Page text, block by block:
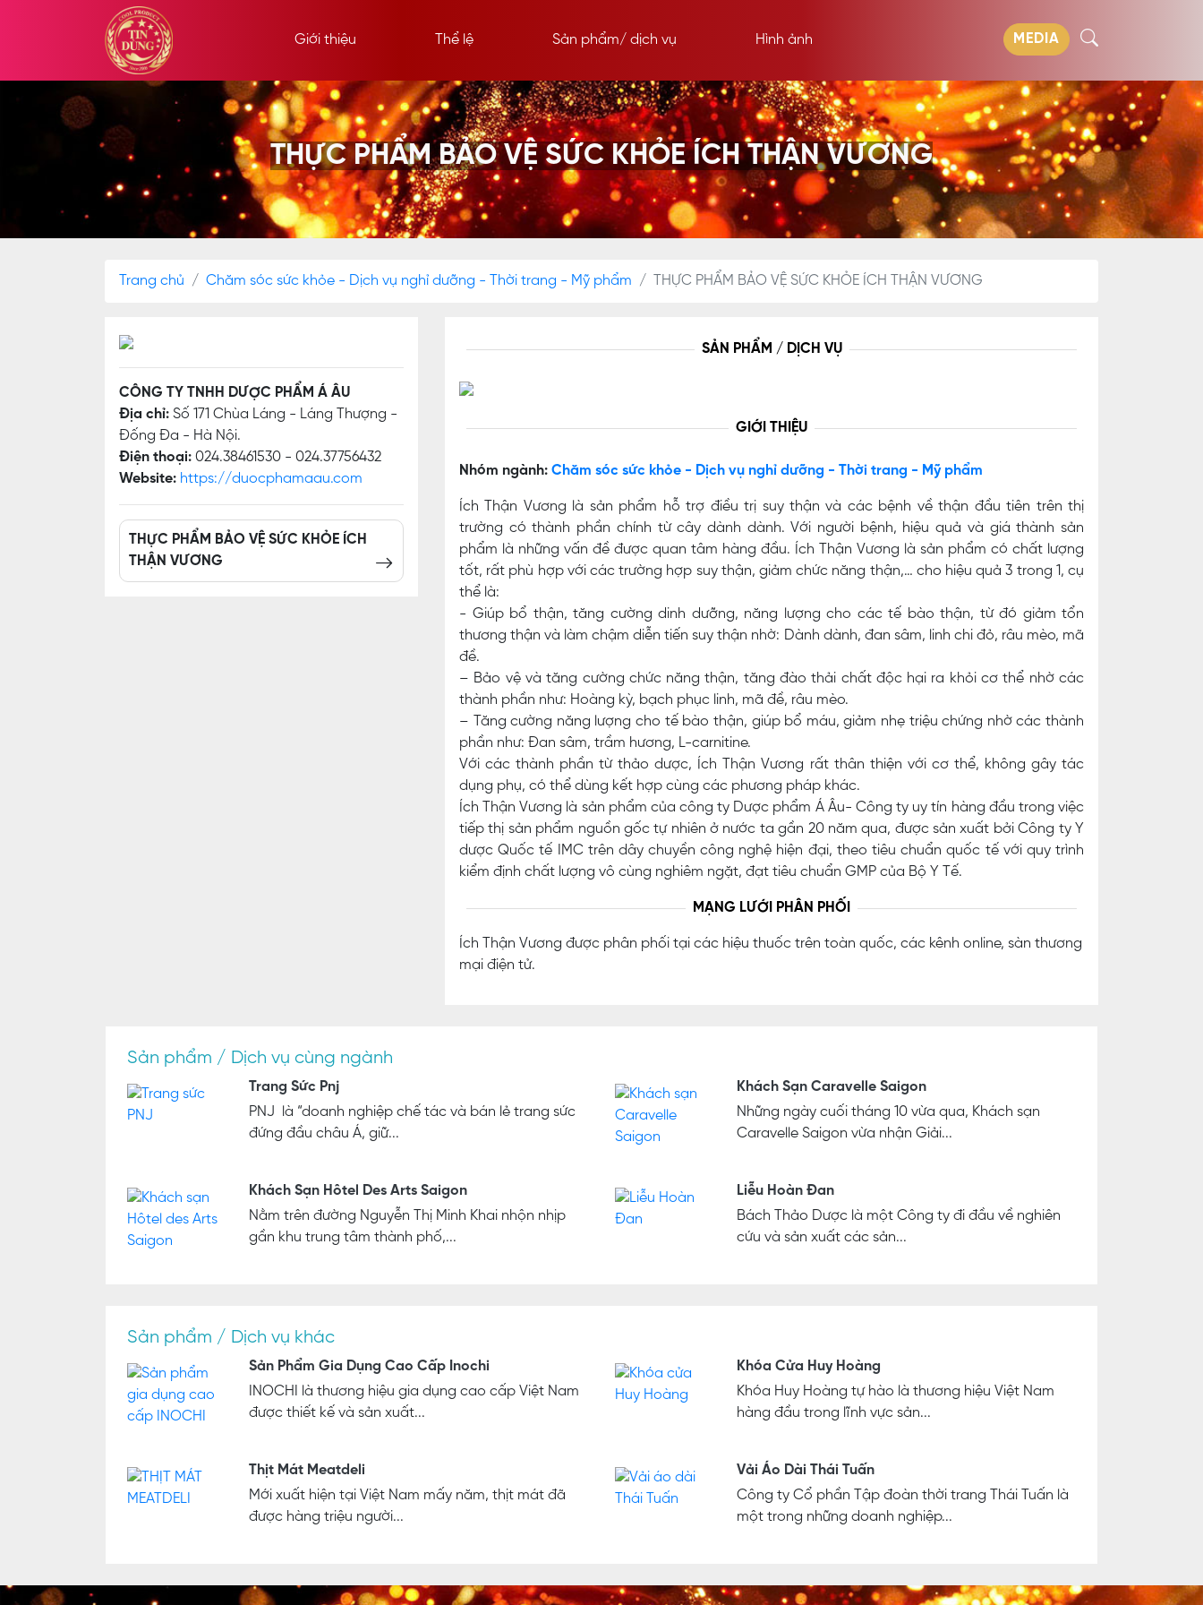
Giới thiệu Thể lệ Sản phẩm/ dịch vụ Hình ảnh MEDIA
THỰC PHẨM BẢO VỆ SỨC KHỎE ÍCH THẬN VƯƠNG
Trang chủ Chăm sóc sức khỏe - Dịch vụ nghỉ dưỡng - Thời trang - Mỹ phẩm THỰC PHẨM BẢO VỆ SỨC KHỎE ÍCH THẬN VƯƠNG
CÔNG TY TNHH DƯỢC PHẨM Á ÂU
Địa chỉ: Số 171 Chùa Láng - Láng Thượng -
Đống Đa - Hà Nội.
Điện thoại: 024.38461530 - 024.37756432
Website: https://duocphamaau.com
THỰC PHẨM BẢO VỆ SỨC KHỎE ÍCH
THẬN VƯƠNG
SẢN PHẨM / DỊCH VỤ
GIỚI THIỆU
Nhóm ngành: Chăm sóc sức khỏe - Dịch vụ nghỉ dưỡng - Thời trang - Mỹ phẩm
Ích Thận Vương là sản phẩm hỗ trợ điều trị suy thận và các bệnh về thận đầu tiên trên thị
trường có thành phần chính từ cây dành dành. Với người bệnh, hiệu quả và giá thành sản
phẩm là những vấn đề được quan tâm hàng đầu. Ích Thận Vương là sản phẩm có chất lượng
tốt, rất phù hợp với các trường hợp suy thận, giảm chức năng thận,… cho hiệu quả 3 trong 1, cụ
thể là:
- Giúp bổ thận, tăng cường dinh dưỡng, năng lượng cho các tế bào thận, từ đó giảm tổn
thương thận và làm chậm diễn tiến suy thận nhờ: Dành dành, đan sâm, linh chi đỏ, râu mèo, mã
đề.
– Bảo vệ và tăng cường chức năng thận, tăng đào thải chất độc hại ra khỏi cơ thể nhờ các
thành phần như: Hoàng kỳ, bạch phục linh, mã đề, râu mèo.
– Tăng cường năng lượng cho tế bào thận, giúp bổ máu, giảm nhẹ triệu chứng nhờ các thành
phần như: Đan sâm, trầm hương, L-carnitine.
Với các thành phần từ thảo dược, Ích Thận Vương rất thân thiện với cơ thể, không gây tác
dụng phụ, có thể dùng kết hợp cùng các phương pháp khác.
Ích Thận Vương là sản phẩm của công ty Dược phẩm Á Âu- Công ty uy tín hàng đầu trong việc
tiếp thị sản phẩm nguồn gốc tự nhiên ở nước ta gần 20 năm qua, được sản xuất bởi Công ty Y
dược Quốc tế IMC trên dây chuyền công nghệ hiện đại, theo tiêu chuẩn quốc tế với quy trình
kiểm định chất lượng vô cùng nghiêm ngặt, đạt tiêu chuẩn GMP của Bộ Y Tế.
MẠNG LƯỚI PHÂN PHỐI
Ích Thận Vương được phân phối tại các hiệu thuốc trên toàn quốc, các kênh online, sàn thương
mại điện tử.
Sản phẩm / Dịch vụ cùng ngành
Trang Sức Pnj
PNJ là “doanh nghiệp chế tác và bán lẻ trang sức
đứng đầu châu Á, giữ...
Khách Sạn Caravelle Saigon
Những ngày cuối tháng 10 vừa qua, Khách sạn
Caravelle Saigon vừa nhận Giải...
Khách Sạn Hôtel Des Arts Saigon
Nằm trên đường Nguyễn Thị Minh Khai nhộn nhịp
gần khu trung tâm thành phố,...
Liễu Hoàn Đan
Bách Thảo Dược là một Công ty đi đầu về nghiên
cứu và sản xuất các sản...
Sản phẩm / Dịch vụ khác
Sản Phẩm Gia Dụng Cao Cấp Inochi
INOCHI là thương hiệu gia dụng cao cấp Việt Nam
được thiết kế và sản xuất...
Khóa Cửa Huy Hoàng
Khóa Huy Hoàng tự hào là thương hiệu Việt Nam
hàng đầu trong lĩnh vực sản...
Thịt Mát Meatdeli
Mới xuất hiện tại Việt Nam mấy năm, thịt mát đã
được hàng triệu người...
Vải Áo Dài Thái Tuấn
Công ty Cổ phần Tập đoàn thời trang Thái Tuấn là
một trong những doanh nghiệp...